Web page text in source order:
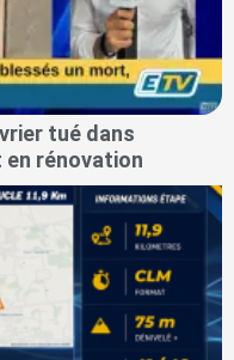
tué dans
en rénovation